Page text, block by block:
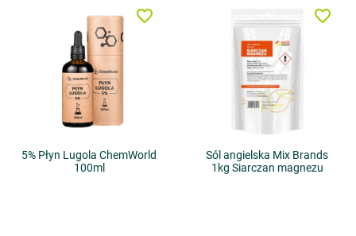
5% Płyn Lugola ChemWorld
100ml
favorite_border
Sól angielska Mix Brands
1kg Siarczan magnezu
favorite_border